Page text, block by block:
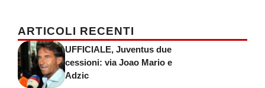
ARTICOLI RECENTI
UFFICIALE, Juventus due
cessioni: via Joao Mario e
Adzic